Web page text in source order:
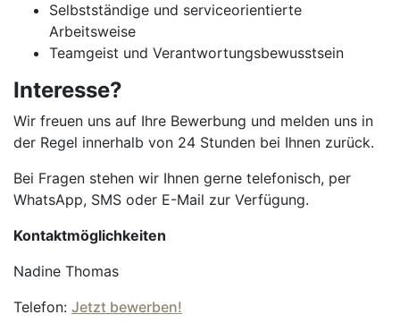
Selbstständige und serviceorientierte
Arbeitsweise
Teamgeist und Verantwortungsbewusstsein
Interesse?
Wir freuen uns auf Ihre Bewerbung und melden uns in
der Regel innerhalb von 24 Stunden bei Ihnen zurück.
Bei Fragen stehen wir Ihnen gerne telefonisch, per
WhatsApp, SMS oder E-Mail zur Verfügung.
Kontaktmöglichkeiten
Nadine Thomas
Telefon: Jetzt bewerben!